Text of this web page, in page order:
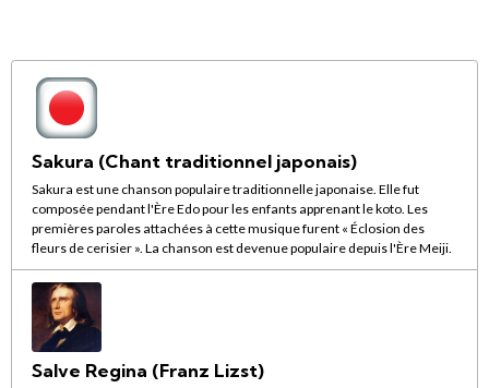
Sakura (Chant traditionnel japonais)
Sakura est une chanson populaire traditionnelle japonaise. Elle fut
composée pendant l'Ère Edo pour les enfants apprenant le koto. Les
premières paroles attachées à cette musique furent « Éclosion des
fleurs de cerisier ». La chanson est devenue populaire depuis l'Ère Meiji.
Salve Regina (Franz Lizst)